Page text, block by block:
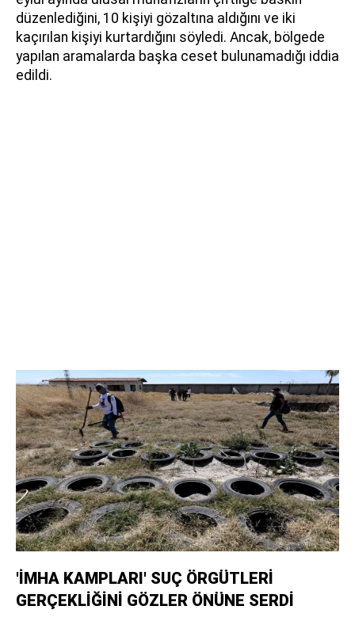
düzenlediğini, 10 kişiyi gözaltına aldığını ve iki
kaçırılan kişiyi kurtardığını söyledi. Ancak, bölgede
yapılan aramalarda başka ceset bulunamadığı iddia
edildi.
'İMHA KAMPLARI' SUÇ ÖRGÜTLERİ
GERÇEKLİĞİNİ GÖZLER ÖNÜNE SERDİ